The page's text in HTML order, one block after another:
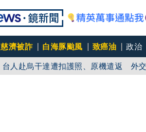
慈濟被詐 白海豚颱風 致癌油 政治
台人赴烏干達遭扣護照、原機遣返 外
白海豚颱風來襲 台北市水門今18時執